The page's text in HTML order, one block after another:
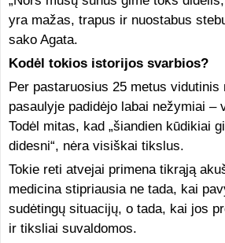
yra mažas, trapus ir nuostabus
sako Agata.
Kodėl tokios istorijos svarbios?
Per pastaruosius 25 metus vidutinis
pasaulyje padidėjo labai nežymiai –
Todėl mitas, kad „šiandien kūdikiai
didesni“, nėra visiškai tikslus.
Tokie reti atvejai primena tikrąją
medicina stipriausia ne tada, kai
sudėtingų situacijų, o tada, kai jos
ir tiksliai suvaldomos.